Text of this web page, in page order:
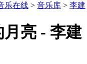
乐在线 > 音乐库 > 李建
亮 - 李建